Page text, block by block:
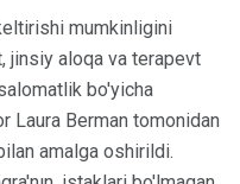
mumkinligini
jinsiy aloqa va terapevt
bo'yicha
Laura Berman tomonidan
amalga oshirildi.